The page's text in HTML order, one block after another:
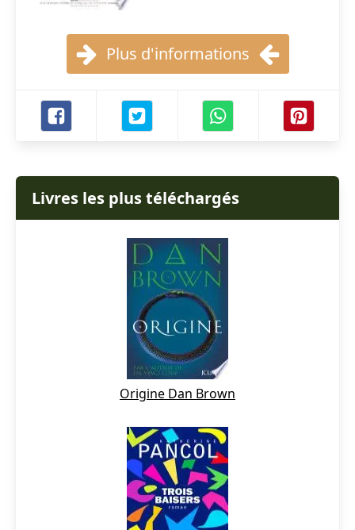
Plus d'informations
Livres les plus téléchargés
Origine Dan Brown